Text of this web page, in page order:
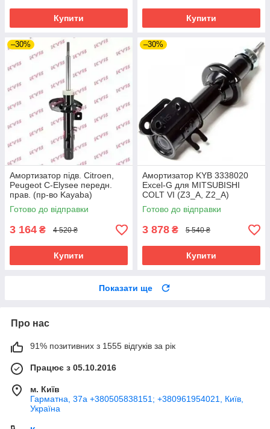
Купити Купити
–30%
Амортизатор підв. Citroen,
Peugeot C-Elysee передн.
прав. (пр-во Kayaba)
Готово до відправки
3 164 ₴ 4 520 ₴
Купити
–30%
Амортизатор KYB 3338020
Excel-G для MITSUBISHI
COLT VI (Z3_A, Z2_A)
Готово до відправки
3 878 ₴ 5 540 ₴
Купити
Показати ще
Про нас
91% позитивних з 1555 відгуків за рік
Працює з 05.10.2016
м. Київ
Гарматна, 37а +380505838151; +380961954021, Київ,
Україна